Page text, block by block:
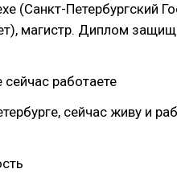
(Санкт-Петербургский
магистр. Диплом
сейчас работаете
сейчас живу и